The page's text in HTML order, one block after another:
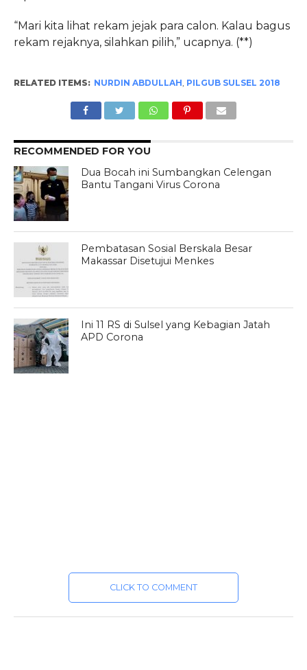
“Mari kita lihat rekam jejak para calon. Kalau bagus
rekam rejaknya, silahkan pilih,” ucapnya. (**)
RELATED ITEMS: NURDIN ABDULLAH, PILGUB SULSEL 2018
RECOMMENDED FOR YOU
Dua Bocah ini Sumbangkan Celengan
Bantu Tangani Virus Corona
Pembatasan Sosial Berskala Besar
Makassar Disetujui Menkes
Ini 11 RS di Sulsel yang Kebagian Jatah
APD Corona
CLICK TO COMMENT